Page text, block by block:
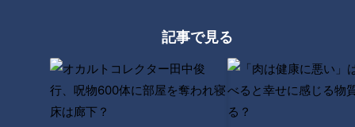
記事で見る
中澤裕子
番組紹介